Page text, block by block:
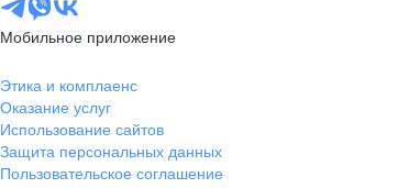
Мобильное приложение
Этика и комплаенс
Оказание услуг
Использование сайтов
Защита персональных данных
Пользовательское соглашение